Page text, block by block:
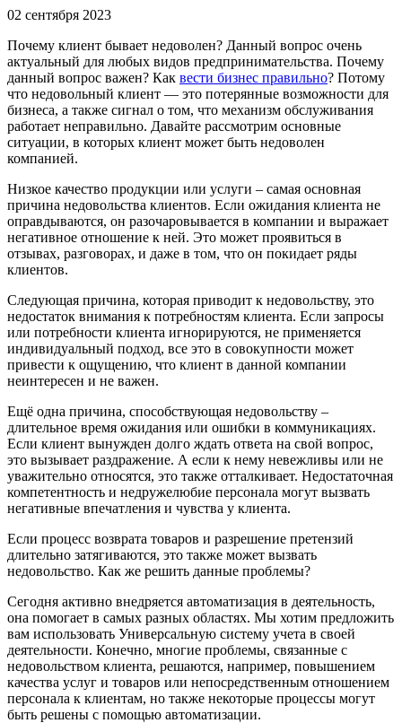
02 сентября 2023
Почему клиент бывает недоволен? Данный вопрос очень
актуальный для любых видов предпринимательства. Почему
данный вопрос важен? Как вести бизнес правильно? Потому
что недовольный клиент — это потерянные возможности для
бизнеса, а также сигнал о том, что механизм обслуживания
работает неправильно. Давайте рассмотрим основные
ситуации, в которых клиент может быть недоволен
компанией.
Низкое качество продукции или услуги – самая основная
причина недовольства клиентов. Если ожидания клиента не
оправдываются, он разочаровывается в компании и выражает
негативное отношение к ней. Это может проявиться в
отзывах, разговорах, и даже в том, что он покидает ряды
клиентов.
Следующая причина, которая приводит к недовольству, это
недостаток внимания к потребностям клиента. Если запросы
или потребности клиента игнорируются, не применяется
индивидуальный подход, все это в совокупности может
привести к ощущению, что клиент в данной компании
неинтересен и не важен.
Ещё одна причина, способствующая недовольству –
длительное время ожидания или ошибки в коммуникациях.
Если клиент вынужден долго ждать ответа на свой вопрос,
это вызывает раздражение. А если к нему невежливы или не
уважительно относятся, это также отталкивает. Недостаточная
компетентность и недружелюбие персонала могут вызвать
негативные впечатления и чувства у клиента.
Если процесс возврата товаров и разрешение претензий
длительно затягиваются, это также может вызвать
недовольство. Как же решить данные проблемы?
Сегодня активно внедряется автоматизация в деятельность,
она помогает в самых разных областях. Мы хотим предложить
вам использовать Универсальную систему учета в своей
деятельности. Конечно, многие проблемы, связанные с
недовольством клиента, решаются, например, повышением
качества услуг и товаров или непосредственным отношением
персонала к клиентам, но также некоторые процессы могут
быть решены с помощью автоматизации.